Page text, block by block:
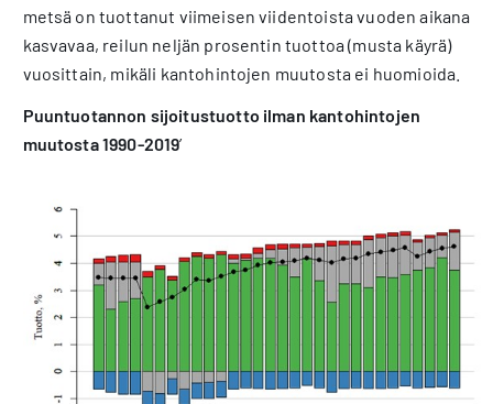
metsä on tuottanut viimeisen viidentoista vuoden aikana
kasvavaa, reilun neljän prosentin tuottoa (musta käyrä)
vuosittain, mikäli kantohintojen muutosta ei huomioida.
Puuntuotannon sijoitustuotto ilman kantohintojen
muutosta 1990-2019’